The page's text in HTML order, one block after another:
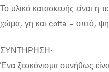
Το υλικό κατασκευής είναι η
χώμα, γη και cotta = οπτό,
ΣΥΝΤΗΡΗΣΗ:
Ένα ξεσκόνισμα συνήθως